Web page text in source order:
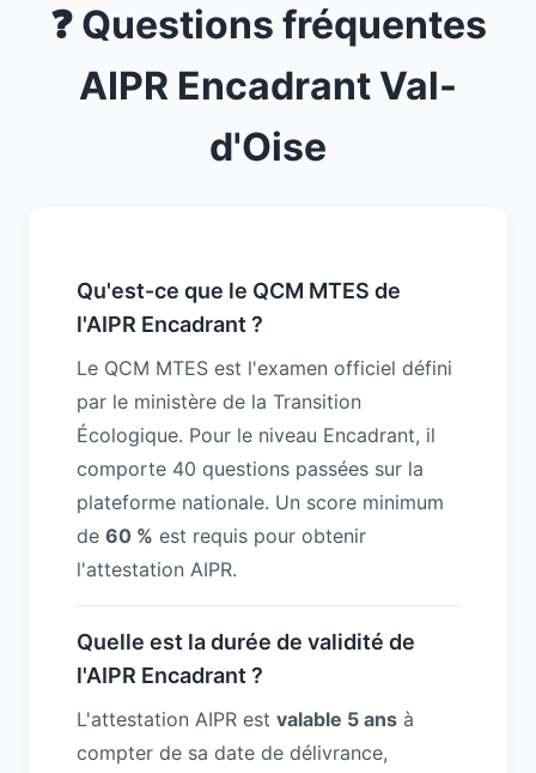
❓ Questions fréquentes
AIPR Encadrant Val-
d'Oise
Qu'est-ce que le QCM MTES de
l'AIPR Encadrant ?
Le QCM MTES est l'examen officiel défini
par le ministère de la Transition
Écologique. Pour le niveau Encadrant, il
comporte 40 questions passées sur la
plateforme nationale. Un score minimum
de 60 % est requis pour obtenir
l'attestation AIPR.
Quelle est la durée de validité de
l'AIPR Encadrant ?
L'attestation AIPR est valable 5 ans à
compter de sa date de délivrance,